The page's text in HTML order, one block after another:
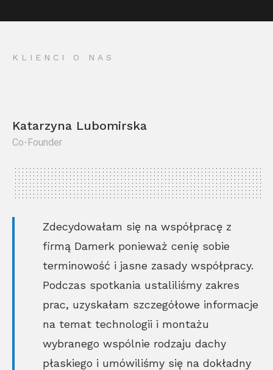
KLIENCI O NAS
Katarzyna Lubomirska
Co-Founder
Zdecydowałam się na współpracę z
firmą Damerk ponieważ cenię sobie
terminowość i jasne zasady współpracy.
Podczas spotkania ustaliliśmy zakres
prac, uzyskałam szczegółowe informacje
na temat technologii i montażu
wybranego wspólnie rodzaju dachy
płaskiego i umówiliśmy się na dokładny